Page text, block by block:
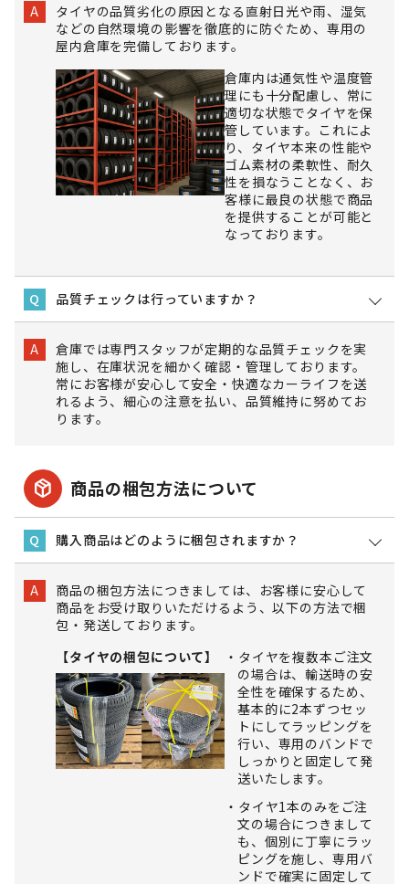
A
タイヤの品質劣化の原因となる直射日光や雨、湿気
などの自然環境の影響を徹底的に防ぐため、専用の
屋内倉庫を完備しております。
倉庫内は通気性や温度管
理にも十分配慮し、常に
適切な状態でタイヤを保
管しています。これによ
り、タイヤ本来の性能や
ゴム素材の柔軟性、耐久
性を損なうことなく、お
客様に最良の状態で商品
を提供することが可能と
なっております。
Q 品質チェックは行っていますか？
A
倉庫では専門スタッフが定期的な品質チェックを実
施し、在庫状況を細かく確認・管理しております。
常にお客様が安心して安全・快適なカーライフを送
れるよう、細心の注意を払い、品質維持に努めてお
ります。
package_2 商品の梱包方法について
Q 購入商品はどのように梱包されますか？
A
商品の梱包方法につきましては、お客様に安心して
商品をお受け取りいただけるよう、以下の方法で梱
包・発送しております。
【タイヤの梱包について】
タイヤを複数本ご注文
の場合は、輸送時の安
全性を確保するため、
基本的に2本ずつセッ
トにしてラッピングを
行い、専用のバンドで
しっかりと固定して発
送いたします。
タイヤ1本のみをご注
文の場合につきまして
も、個別に丁寧にラッ
ピングを施し、専用バ
ンドで確実に固定して